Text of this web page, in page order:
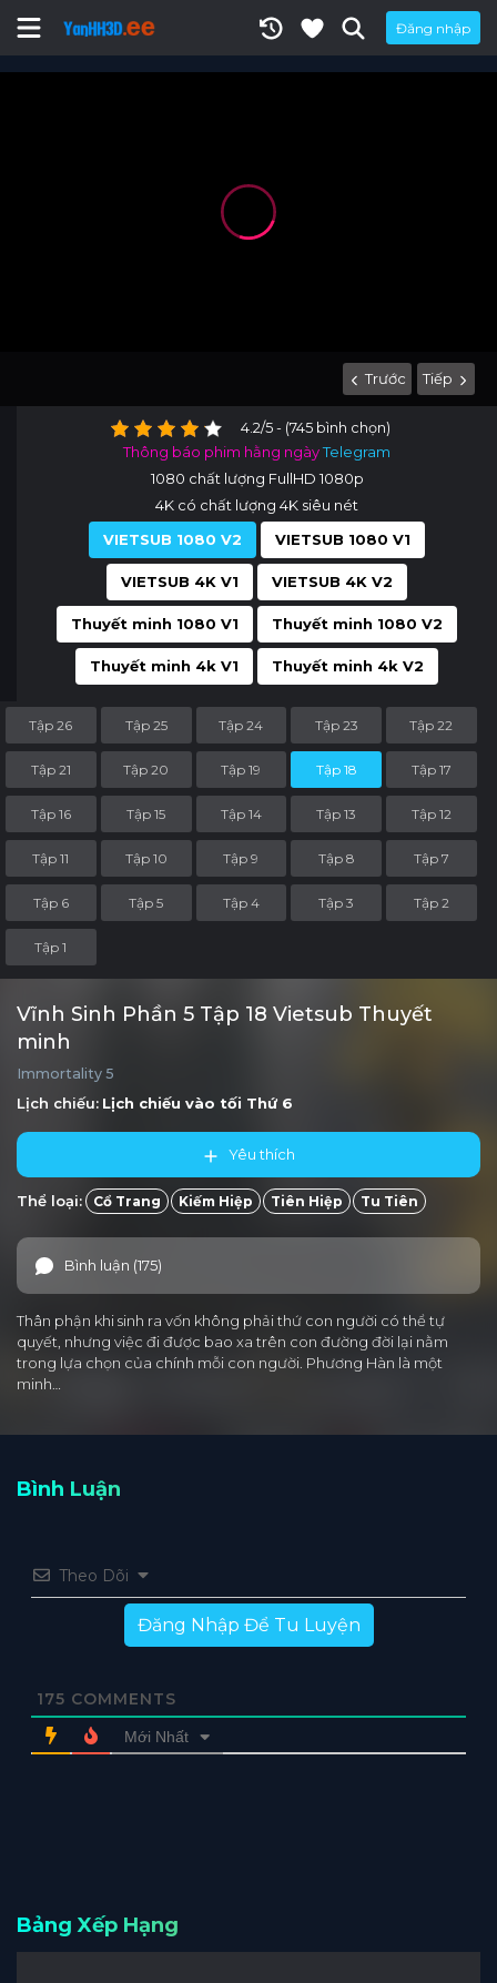
Đăng nhập
Trước Tiếp
4.2/5 - (745 bình chọn)
Thông báo phim hằng ngàyTelegram
1080 chất lượng FullHD 1080p
4K có chất lượng 4K siêu nét
VIETSUB 1080 V2
VIETSUB 1080 V1
VIETSUB 4K V1 VIETSUB 4K V2
Thuyết minh 1080 V1 Thuyết minh 1080 V2
Thuyết minh 4k V1 Thuyết minh 4k V2
Tập 26 Tập 25 Tập 24 Tập 23 Tập 22
Tập 21 Tập 20 Tập 19 Tập 18 Tập 17
Tập 16 Tập 15 Tập 14 Tập 13 Tập 12
Tập 11 Tập 10 Tập 9 Tập 8 Tập 7
Tập 6 Tập 5 Tập 4 Tập 3 Tập 2
Tập 1
Vĩnh Sinh Phần 5 Tập 18 Vietsub Thuyết
minh
Immortality 5
Lịch chiếu: Lịch chiếu vào tối Thứ 6
Yêu thích
Thể loại: Cổ Trang Kiếm Hiệp Tiên Hiệp Tu Tiên
Bình luận (175)
Thân phận khi sinh ra vốn không phải thứ con người có thể tự
quyết, nhưng việc đi được bao xa trên con đường đời lại nằm
trong lựa chọn của chính mỗi con người. Phương Hàn là một
minh…
Bình Luận
Theo Dõi
Đăng Nhập Để Tu Luyện
175 COMMENTS
Mới Nhất
Bảng Xếp Hạng